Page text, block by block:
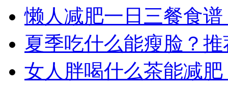
懒人减肥一日三餐食
夏季吃什么能瘦脸？
女人胖喝什么茶能减